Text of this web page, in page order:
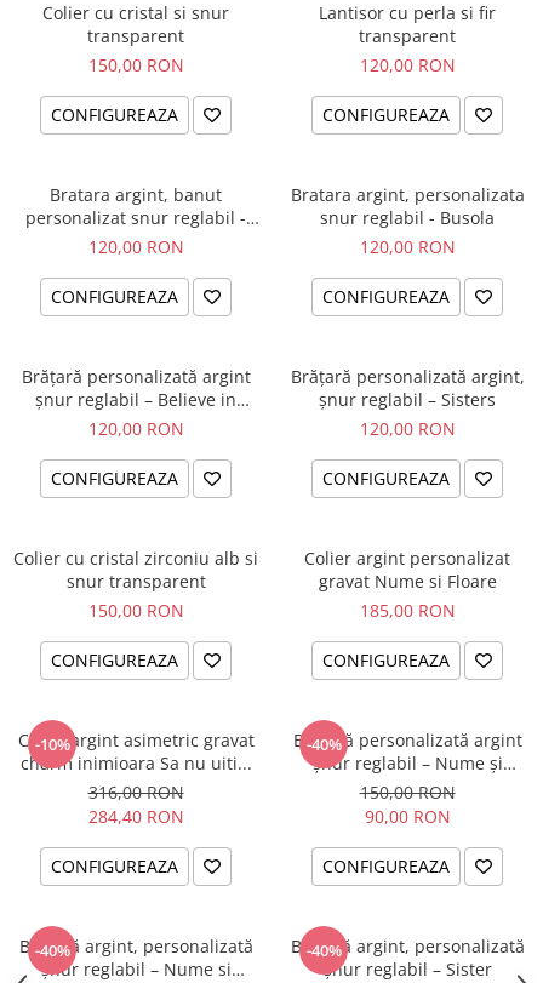
Colier cu cristal si snur
transparent
150,00 RON
CONFIGUREAZA
Lantisor cu perla si fir
transparent
120,00 RON
CONFIGUREAZA
Bratara argint, banut
personalizat snur reglabil -
Simbol Unconditional Love
120,00 RON
CONFIGUREAZA
Bratara argint, personalizata
snur reglabil - Busola
120,00 RON
CONFIGUREAZA
Brățară personalizată argint
șnur reglabil – Believe in
Yourself
120,00 RON
CONFIGUREAZA
Brățară personalizată argint,
șnur reglabil – Sisters
120,00 RON
CONFIGUREAZA
Colier cu cristal zirconiu alb si
snur transparent
150,00 RON
CONFIGUREAZA
Colier argint personalizat
gravat Nume si Floare
185,00 RON
CONFIGUREAZA
-10%
Colier argint asimetric gravat
charm inimioara Sa nu uiti...
316,00 RON
284,40 RON
CONFIGUREAZA
-40%
Brățară personalizată argint
șnur reglabil – Nume și
Simbol Bebeluș
150,00 RON
90,00 RON
CONFIGUREAZA
-40%
Brățară argint, personalizată
șnur reglabil – Nume si
-40%
Brățară argint, personalizată
șnur reglabil – Sister